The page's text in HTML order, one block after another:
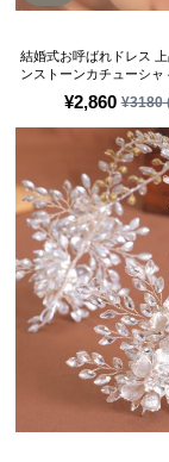
¥2,860 ¥3180
結婚式お呼ばれドレス
ンストーンカチューシャ